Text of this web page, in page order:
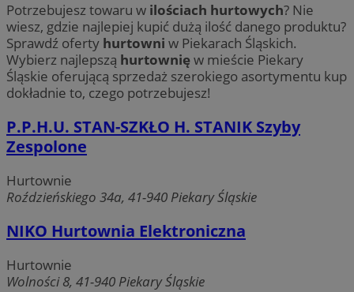
Potrzebujesz towaru w ilościach hurtowych? Nie
wiesz, gdzie najlepiej kupić dużą ilość danego produktu?
Sprawdź oferty hurtowni w Piekarach Śląskich.
Wybierz najlepszą hurtownięw mieście Piekary
Śląskie oferującą sprzedaż szerokiego asortymentu kup
dokładnie to, czego potrzebujesz!
P.P.H.U. STAN-SZKŁO H. STANIK Szyby
Zespolone
Hurtownie
Roździeńskiego 34a, 41-940 Piekary Śląskie
NIKO Hurtownia Elektroniczna
Hurtownie
Wolności 8, 41-940 Piekary Śląskie